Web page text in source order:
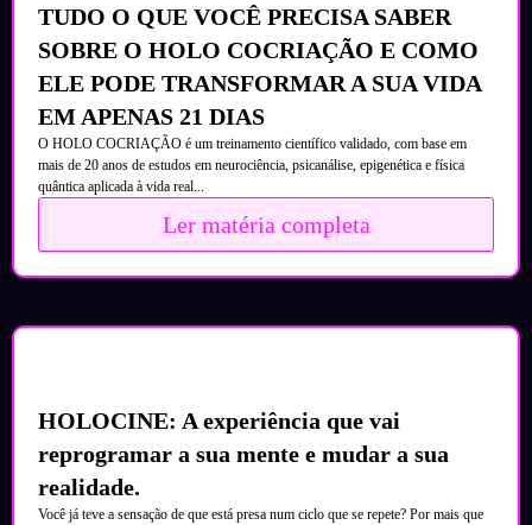
TUDO O QUE VOCÊ PRECISA SABER
SOBRE O HOLO COCRIAÇÃO E COMO
ELE PODE TRANSFORMAR A SUA VIDA
EM APENAS 21 DIAS
O HOLO COCRIAÇÃO é um treinamento científico validado, com base em
mais de 20 anos de estudos em neurociência, psicanálise, epigenética e física
quântica aplicada à vida real...
Ler matéria completa
HOLOCINE: A experiência que vai
reprogramar a sua mente e mudar a sua
realidade.
Você já teve a sensação de que está presa num ciclo que se repete? Por mais que